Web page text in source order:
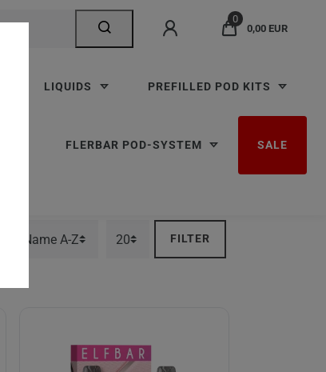
0
0,00 EUR
LIQUIDS PREFILLED POD KITS
FLERBAR POD-SYSTEM SALE
FILTER